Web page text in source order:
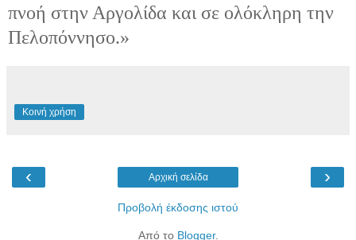
πνοή στην Αργολίδα και σε ολόκληρη την
Πελοπόννησο.»
Κοινή χρήση
‹ ›
Αρχική σελίδα
Προβολή έκδοσης ιστού
Από το Blogger.